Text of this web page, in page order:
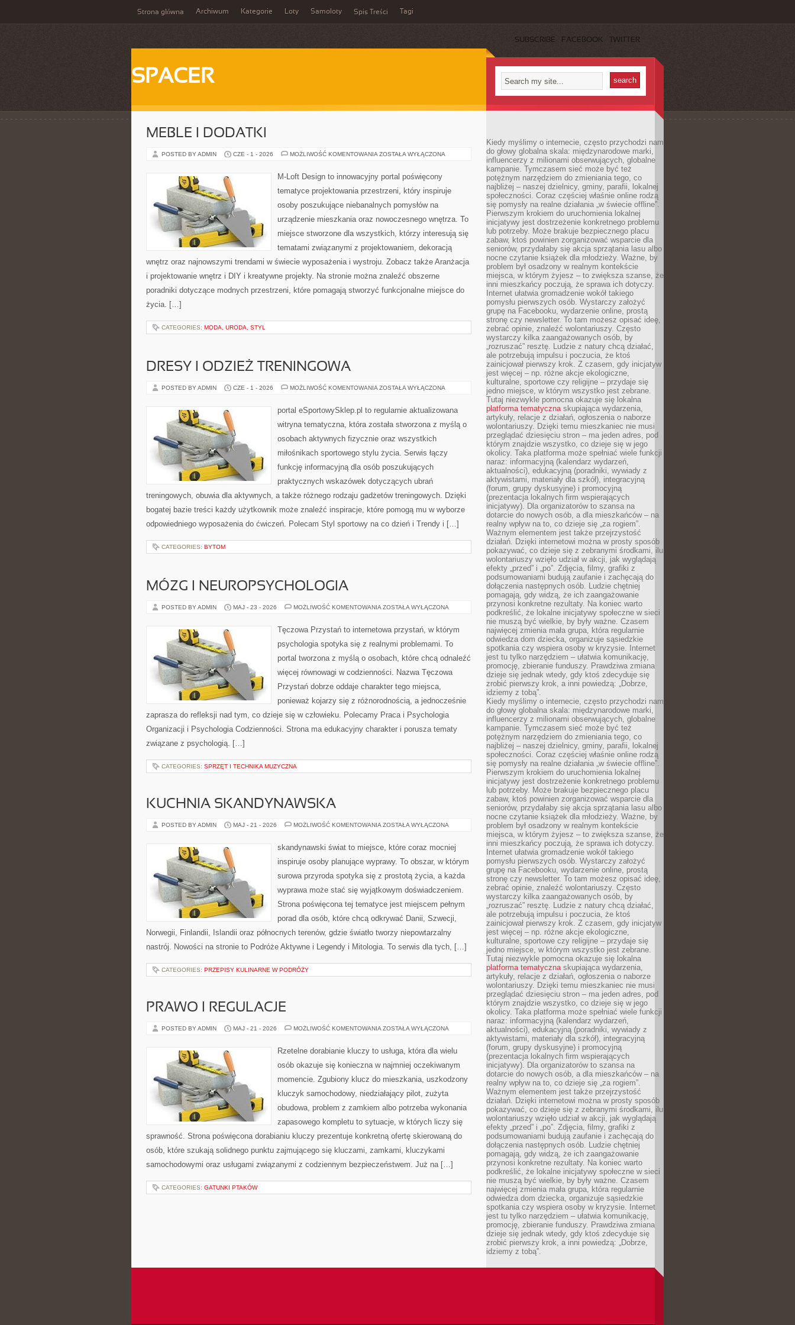
Strona główna Archiwum Kategorie Loty Samoloty Spis Treści Tagi
SUBSCRIBE FACEBOOK TWITTER
SPACER
MEBLE I DODATKI
POSTED BY ADMIN CZE - 1 - 2026 MOŻLIWOŚĆ KOMENTOWANIA MEBLE
ZOSTAŁA WYŁĄCZONA
M-Loft Design to innowacyjny portal poświęcony
tematyce projektowania przestrzeni, który inspiruje
osoby poszukujące niebanalnych pomysłów na
urządzenie mieszkania oraz nowoczesnego wnętrza. To
miejsce stworzone dla wszystkich, którzy interesują się
tematami związanymi z projektowaniem, dekoracją
wnętrz oraz najnowszymi trendami w świecie wyposażenia i wystroju. Zobacz także Aranżacja
i projektowanie wnętrz i DIY i kreatywne projekty. Na stronie można znaleźć obszerne
poradniki dotyczące modnych przestrzeni, które pomagają stworzyć funkcjonalne miejsce do
życia. […]
CATEGORIES: MODA, URODA, STYL
DRESY I ODZIEŻ TRENINGOWA
POSTED BY ADMIN CZE - 1 - 2026 MOŻLIWOŚĆ KOMENTOWANIA DRESY
TRENINGOWA
ZOSTAŁA WYŁĄCZONA
portal eSportowySklep.pl to regularnie aktualizowana
witryna tematyczna, która została stworzona z myślą o
osobach aktywnych fizycznie oraz wszystkich
miłośnikach sportowego stylu życia. Serwis łączy
funkcję informacyjną dla osób poszukujących
praktycznych wskazówek dotyczących ubrań
treningowych, obuwia dla aktywnych, a także różnego rodzaju gadżetów treningowych. Dzięki
bogatej bazie treści każdy użytkownik może znaleźć inspiracje, które pomogą mu w wyborze
odpowiedniego wyposażenia do ćwiczeń. Polecam Styl sportowy na co dzień i Trendy i […]
CATEGORIES: BYTOM
MÓZG I NEUROPSYCHOLOGIA
POSTED BY ADMIN MAJ - 23 - 2026 MOŻLIWOŚĆ KOMENTOWANIA MÓZG
ZOSTAŁA WYŁĄCZONA
Tęczowa Przystań to internetowa przystań, w którym
psychologia spotyka się z realnymi problemami. To
portal tworzona z myślą o osobach, które chcą odnaleźć
więcej równowagi w codzienności. Nazwa Tęczowa
Przystań dobrze oddaje charakter tego miejsca,
ponieważ kojarzy się z różnorodnością, a jednocześnie
zaprasza do refleksji nad tym, co dzieje się w człowieku. Polecamy Praca i Psychologia
Organizacji i Psychologia Codzienności. Strona ma edukacyjny charakter i porusza tematy
związane z psychologią. […]
CATEGORIES: SPRZĘT I TECHNIKA MUZYCZNA
KUCHNIA SKANDYNAWSKA
POSTED BY ADMIN MAJ - 21 - 2026 MOŻLIWOŚĆ KOMENTOWANIA KUCHNIA
ZOSTAŁA WYŁĄCZONA
skandynawski świat to miejsce, które coraz mocniej
inspiruje osoby planujące wyprawy. To obszar, w którym
surowa przyroda spotyka się z prostotą życia, a każda
wyprawa może stać się wyjątkowym doświadczeniem.
Strona poświęcona tej tematyce jest miejscem pełnym
porad dla osób, które chcą odkrywać Danii, Szwecji,
Norwegii, Finlandii, Islandii oraz północnych terenów, gdzie światło tworzy niepowtarzalny
nastrój. Nowości na stronie to Podróże Aktywne i Legendy i Mitologia. To serwis dla tych, […]
CATEGORIES: PRZEPISY KULINARNE W PODRÓŻY
PRAWO I REGULACJE
POSTED BY ADMIN MAJ - 21 - 2026 MOŻLIWOŚĆ KOMENTOWANIA PRAWO
ZOSTAŁA WYŁĄCZONA
Rzetelne dorabianie kluczy to usługa, która dla wielu
osób okazuje się konieczna w najmniej oczekiwanym
momencie. Zgubiony klucz do mieszkania, uszkodzony
kluczyk samochodowy, niedziałający pilot, zużyta
obudowa, problem z zamkiem albo potrzeba wykonania
zapasowego kompletu to sytuacje, w których liczy się
sprawność. Strona poświęcona dorabianiu kluczy prezentuje konkretną ofertę skierowaną do
osób, które szukają solidnego punktu zajmującego się kluczami, zamkami, kluczykami
samochodowymi oraz usługami związanymi z codziennym bezpieczeństwem. Już na […]
CATEGORIES: GATUNKI PTAKÓW
Kiedy myślimy o internecie, często przychodzi nam
do głowy globalna skala: międzynarodowe marki,
influencerzy z milionami obserwujących, globalne
kampanie. Tymczasem sieć może być też
potężnym narzędziem do zmieniania tego, co
najbliżej – naszej dzielnicy, gminy, parafii, lokalnej
społeczności. Coraz częściej właśnie online rodzą
się pomysły na realne działania „w świecie offline”.
Pierwszym krokiem do uruchomienia lokalnej
inicjatywy jest dostrzeżenie konkretnego problemu
lub potrzeby. Może brakuje bezpiecznego placu
zabaw, ktoś powinien zorganizować wsparcie dla
seniorów, przydałaby się akcja sprzątania lasu albo
nocne czytanie książek dla młodzieży. Ważne, by
problem był osadzony w realnym kontekście
miejsca, w którym żyjesz – to zwiększa szanse, że
inni mieszkańcy poczują, że sprawa ich dotyczy.
Internet ułatwia gromadzenie wokół takiego
pomysłu pierwszych osób. Wystarczy założyć
grupę na Facebooku, wydarzenie online, prostą
stronę czy newsletter. To tam możesz opisać ideę,
zebrać opinie, znaleźć wolontariuszy. Często
wystarczy kilka zaangażowanych osób, by
„rozruszać” resztę. Ludzie z natury chcą działać,
ale potrzebują impulsu i poczucia, że ktoś
zainicjował pierwszy krok. Z czasem, gdy inicjatyw
jest więcej – np. różne akcje ekologiczne,
kulturalne, sportowe czy religijne – przydaje się
jedno miejsce, w którym wszystko jest zebrane.
Tutaj niezwykle pomocna okazuje się lokalna
platforma tematycznaskupiająca wydarzenia,
artykuły, relacje z działań, ogłoszenia o naborze
wolontariuszy. Dzięki temu mieszkaniec nie musi
przeglądać dziesięciu stron – ma jeden adres, pod
którym znajdzie wszystko, co dzieje się w jego
okolicy. Taka platforma może spełniać wiele funkcji
naraz: informacyjną (kalendarz wydarzeń,
aktualności), edukacyjną (poradniki, wywiady z
aktywistami, materiały dla szkół), integracyjną
(forum, grupy dyskusyjne) i promocyjną
(prezentacja lokalnych firm wspierających
inicjatywy). Dla organizatorów to szansa na
dotarcie do nowych osób, a dla mieszkańców – na
realny wpływ na to, co dzieje się „za rogiem”.
Ważnym elementem jest także przejrzystość
działań. Dzięki internetowi można w prosty sposób
pokazywać, co dzieje się z zebranymi środkami, ilu
wolontariuszy wzięło udział w akcji, jak wyglądają
efekty „przed” i „po”. Zdjęcia, filmy, grafiki z
podsumowaniami budują zaufanie i zachęcają do
dołączenia następnych osób. Ludzie chętniej
pomagają, gdy widzą, że ich zaangażowanie
przynosi konkretne rezultaty. Na koniec warto
podkreślić, że lokalne inicjatywy społeczne w sieci
nie muszą być wielkie, by były ważne. Czasem
najwięcej zmienia mała grupa, która regularnie
odwiedza dom dziecka, organizuje sąsiedzkie
spotkania czy wspiera osoby w kryzysie. Internet
jest tu tylko narzędziem – ułatwia komunikację,
promocję, zbieranie funduszy. Prawdziwa zmiana
dzieje się jednak wtedy, gdy ktoś zdecyduje się
zrobić pierwszy krok, a inni powiedzą: „Dobrze,
idziemy z tobą”.
Kiedy myślimy o internecie, często przychodzi nam
do głowy globalna skala: międzynarodowe marki,
influencerzy z milionami obserwujących, globalne
kampanie. Tymczasem sieć może być też
potężnym narzędziem do zmieniania tego, co
najbliżej – naszej dzielnicy, gminy, parafii, lokalnej
społeczności. Coraz częściej właśnie online rodzą
się pomysły na realne działania „w świecie offline”.
Pierwszym krokiem do uruchomienia lokalnej
inicjatywy jest dostrzeżenie konkretnego problemu
lub potrzeby. Może brakuje bezpiecznego placu
zabaw, ktoś powinien zorganizować wsparcie dla
seniorów, przydałaby się akcja sprzątania lasu albo
nocne czytanie książek dla młodzieży. Ważne, by
problem był osadzony w realnym kontekście
miejsca, w którym żyjesz – to zwiększa szanse, że
inni mieszkańcy poczują, że sprawa ich dotyczy.
Internet ułatwia gromadzenie wokół takiego
pomysłu pierwszych osób. Wystarczy założyć
grupę na Facebooku, wydarzenie online, prostą
stronę czy newsletter. To tam możesz opisać ideę,
zebrać opinie, znaleźć wolontariuszy. Często
wystarczy kilka zaangażowanych osób, by
„rozruszać” resztę. Ludzie z natury chcą działać,
ale potrzebują impulsu i poczucia, że ktoś
zainicjował pierwszy krok. Z czasem, gdy inicjatyw
jest więcej – np. różne akcje ekologiczne,
kulturalne, sportowe czy religijne – przydaje się
jedno miejsce, w którym wszystko jest zebrane.
Tutaj niezwykle pomocna okazuje się lokalna
platforma tematycznaskupiająca wydarzenia,
artykuły, relacje z działań, ogłoszenia o naborze
wolontariuszy. Dzięki temu mieszkaniec nie musi
przeglądać dziesięciu stron – ma jeden adres, pod
którym znajdzie wszystko, co dzieje się w jego
okolicy. Taka platforma może spełniać wiele funkcji
naraz: informacyjną (kalendarz wydarzeń,
aktualności), edukacyjną (poradniki, wywiady z
aktywistami, materiały dla szkół), integracyjną
(forum, grupy dyskusyjne) i promocyjną
(prezentacja lokalnych firm wspierających
inicjatywy). Dla organizatorów to szansa na
dotarcie do nowych osób, a dla mieszkańców – na
realny wpływ na to, co dzieje się „za rogiem”.
Ważnym elementem jest także przejrzystość
działań. Dzięki internetowi można w prosty sposób
pokazywać, co dzieje się z zebranymi środkami, ilu
wolontariuszy wzięło udział w akcji, jak wyglądają
efekty „przed” i „po”. Zdjęcia, filmy, grafiki z
podsumowaniami budują zaufanie i zachęcają do
dołączenia następnych osób. Ludzie chętniej
pomagają, gdy widzą, że ich zaangażowanie
przynosi konkretne rezultaty. Na koniec warto
podkreślić, że lokalne inicjatywy społeczne w sieci
nie muszą być wielkie, by były ważne. Czasem
najwięcej zmienia mała grupa, która regularnie
odwiedza dom dziecka, organizuje sąsiedzkie
spotkania czy wspiera osoby w kryzysie. Internet
jest tu tylko narzędziem – ułatwia komunikację,
promocję, zbieranie funduszy. Prawdziwa zmiana
dzieje się jednak wtedy, gdy ktoś zdecyduje się
zrobić pierwszy krok, a inni powiedzą: „Dobrze,
idziemy z tobą”.